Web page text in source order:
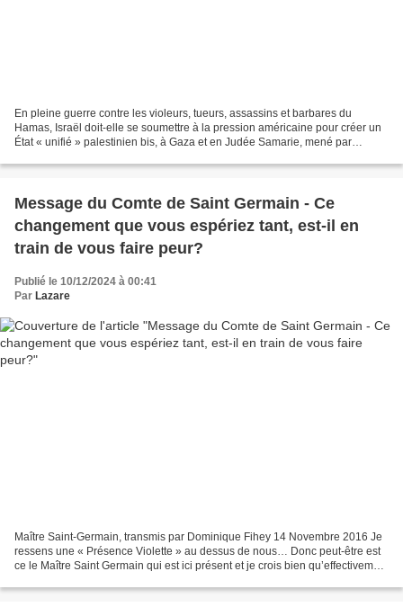
En pleine guerre contre les violeurs, tueurs, assassins et barbares du
Hamas, Israël doit-elle se soumettre à la pression américaine pour créer un
État « unifié » palestinien bis, à Gaza et en Judée Samarie, mené par
Message du Comte de Saint Germain - Ce
changement que vous espériez tant, est-il en
train de vous faire peur?
Publié le 10/12/2024 à 00:41
Par Lazare
Maître Saint-Germain, transmis par Dominique Fihey 14 Novembre 2016 Je
ressens une « Présence Violette » au dessus de nous… Donc peut-être est
ce le Maître Saint Germain qui est ici présent et je crois bien qu’effectivement